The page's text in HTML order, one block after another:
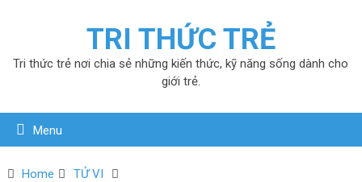
TRI THỨC TRẺ
Tri thức trẻ nơi chia sẻ những kiến thức, kỹ năng sống dành cho
giới trẻ.
Menu
Home
TỬ VI